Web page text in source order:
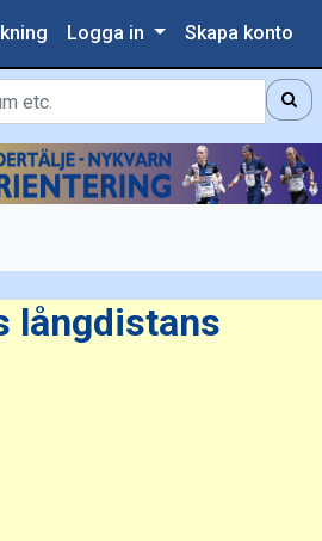
Logga in Skapa konto
Sök
långdistans